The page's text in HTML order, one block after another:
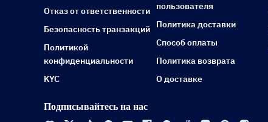
Отказ от ответственности
Безопасность транзакций
Политикой
конфиденциальности
KYC
пользователя
Политика доставки
Способ оплаты
Политика возврата
О доставке
Подписывайтесь на нас